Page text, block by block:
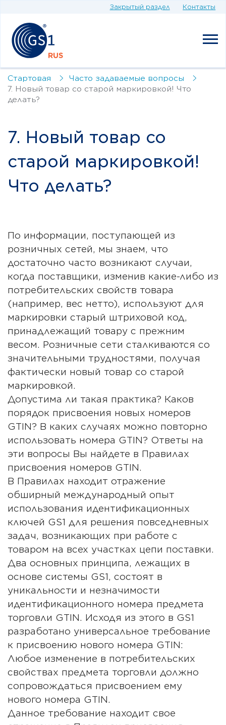
Закрытый раздел Контакты
Стартовая
Часто задаваемые вопросы
7. Новый товар со старой маркировкой! Что
делать?
7. Новый товар со
старой маркировкой!
Что делать?
По информации, поступающей из
розничных сетей, мы знаем, что
достаточно часто возникают случаи,
когда поставщики, изменив какие-либо из
потребительских свойств товара
(например, вес нетто), используют для
маркировки старый штриховой код,
принадлежащий товару с прежним
весом. Розничные сети сталкиваются со
значительными трудностями, получая
фактически новый товар со старой
маркировкой.
Допустима ли такая практика? Каков
порядок присвоения новых номеров
GTIN? В каких случаях можно повторно
использовать номера GTIN? Ответы на
эти вопросы Вы найдете в Правилах
присвоения номеров GTIN.
В Правилах находит отражение
обширный международный опыт
использования идентификационных
ключей GS1 для решения повседневных
задач, возникающих при работе с
товаром на всех участках цепи поставки.
Два основных принципа, лежащих в
основе системы GS1, состоят в
уникальности и незначимости
идентификационного номера предмета
торговли GTIN. Исходя из этого в GS1
разработано универсальное требование
к присвоению нового номера GTIN:
Любое изменение в потребительских
свойствах предмета торговли должно
сопровождаться присвоением ему
нового номера GTIN.
Данное требование находит свое